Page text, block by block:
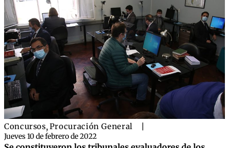
Concursos,Procuración General
Jueves 10 de febrero de 2022